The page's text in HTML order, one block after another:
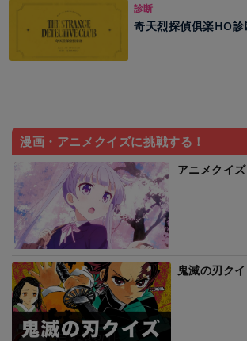
診断
奇天烈探偵俱楽HO診
漫画・アニメクイズに挑戦する！
アニメクイズ
鬼滅の刃ク